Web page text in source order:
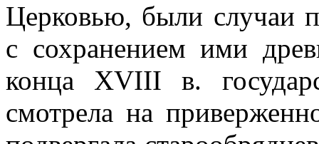
Церковью, были случаи
с сохранением ими
конца XVIII в.
смотрела на